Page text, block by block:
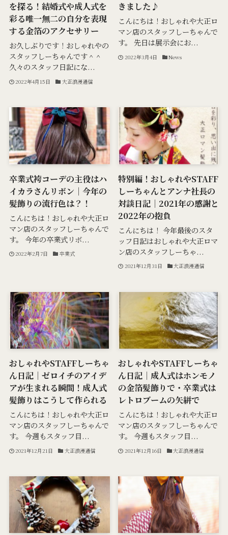
を探る！結婚式や成人式を
彩る唯一無二の自分を表現
する金箔のアクセサリー
お久しぶりです！おしゃれやの
スタッフしーちゃんです＾＾
久々のスタッフ日記にな...
2022年4月15日 大正浪漫通信
きました♪
こんにちは！おしゃれや大正ロ
マン店のスタッフしーちゃんで
す。 先日は展示会にお...
2022年3月4日 News
卒業式袴コーデの主役はハ
イカラさんリボン｜今年の
髪飾りの流行色は？！
こんにちは！おしゃれや大正ロ
マン店のスタッフしーちゃんで
す。 今年の卒業式リボ...
2022年2月7日 卒業式
特別編！おしゃれやSTAFF
しーちゃんとアンナ社長の
対談日記｜2021年の感謝と
2022年の抱負
こんにちは！ 今年最後のスタ
ッフ日記はおしゃれや大正ロマ
ン店のスタッフしーちゃ...
2021年12月31日 大正浪漫通信
おしゃれやSTAFFしーちゃ
ん日記｜ゼロイチのアイデ
アが生まれる瞬間！成人式
髪飾りはこうして作られる
こんにちは！おしゃれや大正ロ
マン店のスタッフしーちゃんで
す。 今週もスタッフ目...
2021年12月21日 大正浪漫通信
おしゃれやSTAFFしーちゃ
ん日記｜成人式はホンモノ
の金箔髪飾りで・卒業式は
レトロブームの矢絣で
こんにちは！おしゃれや大正ロ
マン店のスタッフしーちゃんで
す。 今週もスタッフ目...
2021年12月16日 大正浪漫通信